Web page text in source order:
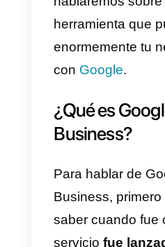
que las
mensajes
Business
presente
Prepárate
adentrarse
tendencia.